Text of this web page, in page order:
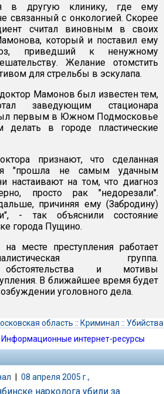
в другую клинику, где ему
связанный с онкологией. Скорее
считал виновным в своих
который и поставил ему
приведший к ненужному
Желание отомстить
для стрельбы в эскулапа.
Мамонов был известен тем,
заведующим стационара
первым в Южном Подмосковье
делать в городе пластические
признают, что сделанная
"прошла не самым удачным
настаивают на том, что диагноз
просто рак "недорезали".
причиняя ему (Забродину)
- так объяснили состояние
города Пущино.
месте преступления работает
группа.
обстоятельства и мотивы
В ближайшее время будет
уголовного дела.
область :: Криминал :: Убийства
Информационные интернет-ресурсы
| 08 апреля 2005 г.,
нарколога убили за